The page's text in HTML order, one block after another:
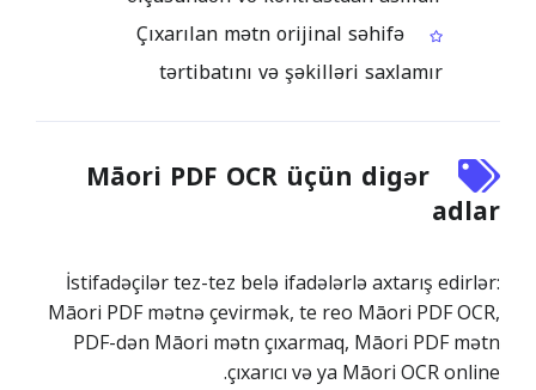
Çıxarılan mətn orijinal səhifə
tərtibatını və şəkilləri saxlamır
Māori PDF OCR üçün digər
adlar
İstifadəçilər tez-tez belə ifadələrlə axtarış edirlər:
Māori PDF mətnə çevirmək, te reo Māori PDF OCR,
PDF-dən Māori mətn çıxarmaq, Māori PDF mətn
çıxarıcı və ya Māori OCR online.